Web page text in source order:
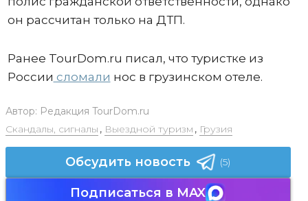
он рассчитан только на ДТП.
Ранее TourDom.ru писал, что туристке из
России сломали нос в грузинском отеле.
Автор: Редакция TourDom.ru
Скандалы, сигналы , Выездной туризм , Грузия
Обсудить новость (5)
Подписаться в MAX